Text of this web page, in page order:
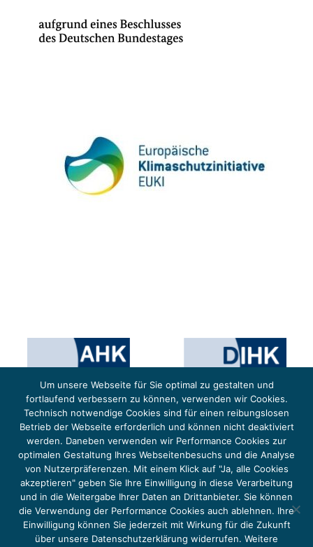
Das Projekt YOUNG ENERGY EUROPE wird gefördert durch die Europäische Klimaschutzinitiative (EUKI).
Die EUKI ist ein Förderinstrument des deutschen Bundesministeriums für Umwelt, Klimaschutz,
Naturschutz und nukleare Sicherheit (BMUKN). Übergeordnetes Ziel der EUKI ist eine Intensivierung des
grenzüberschreitenden Dialogs sowie des Wissens- und Erfahrungsaustauschs in der Europäischen Union,
um gemeinsam die Umsetzung des Paris Abkommens voranzutreiben.
Um unsere Webseite für Sie optimal zu gestalten und
fortlaufend verbessern zu können, verwenden wir Cookies.
Technisch notwendige Cookies sind für einen reibungslosen
Betrieb der Webseite erforderlich und können nicht deaktiviert
werden. Daneben verwenden wir Performance Cookies zur
optimalen Gestaltung Ihres Webseitenbesuchs und die Analyse
von Nutzerpräferenzen. Mit einem Klick auf "Ja, alle Cookies
akzeptieren" geben Sie Ihre Einwilligung in diese Verarbeitung
und in die Weitergabe Ihrer Daten an Drittanbieter. Sie können
die Verwendung der Performance Cookies auch ablehnen. Ihre
Einwilligung können Sie jederzeit mit Wirkung für die Zukunft
über unsere Datenschutzerklärung widerrufen. Weitere